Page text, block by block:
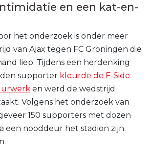
en een kat-en-
het onderzoek is onder meer
van Ajax tegen FC Groningen die
liep. Tijdens een herdenking
supporter kleurde de F-Side
en werd de wedstrijd
Volgens het onderzoek van
150 supporters met dozen
een nooddeur het stadion zijn